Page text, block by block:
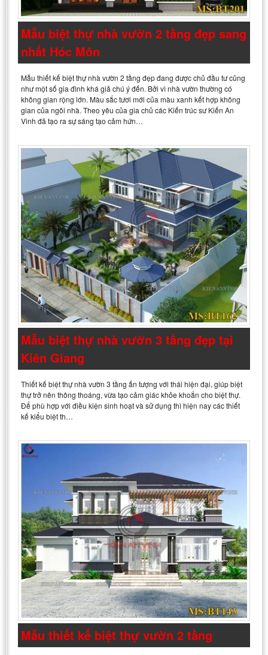
Mẫu biệt thự nhà vườn 2 tầng đẹp sang
nhất Hóc Môn
Mẫu thiết kế biệt thự nhà vườn 2 tầng đẹp đang được chủ đầu tư cũng
như một số gia đình khá giả chú ý đến. Bởi vì nhà vườn thường có
không gian rộng lớn. Màu sắc tươi mới của màu xanh kết hợp không
gian của ngôi nhà. Theo yêu của gia chủ các Kiến trúc sư Kiến An
Vinh đã tạo ra sự sáng tạo cảm hứn…
Mẫu biệt thự nhà vườn 3 tầng đẹp tại
Kiên Giang
Thiết kế biệt thự nhà vườn 3 tầng ấn tượng với thái hiện đại, giúp biệt
thự trở nên thông thoáng, vừa tạo cảm giác khỏe khoắn cho biệt thự.
Để phù hợp với điều kiện sinh hoạt và sử dụng thì hiện nay các thiết
kế kiểu biệt th…
Mẫu thiết kế biệt thự vườn 2 tầng